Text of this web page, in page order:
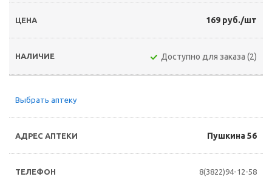
169 руб./шт
Доступно для заказа (2)
Выбрать аптеку
Пушкина 56
8(3822)94-12-58